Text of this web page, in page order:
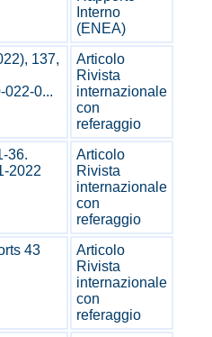
Interno
(ENEA)
137,
022-0...
Articolo
Rivista
internazionale
con
referaggio
36.
2022
Articolo
Rivista
internazionale
con
referaggio
43
Articolo
Rivista
internazionale
con
referaggio